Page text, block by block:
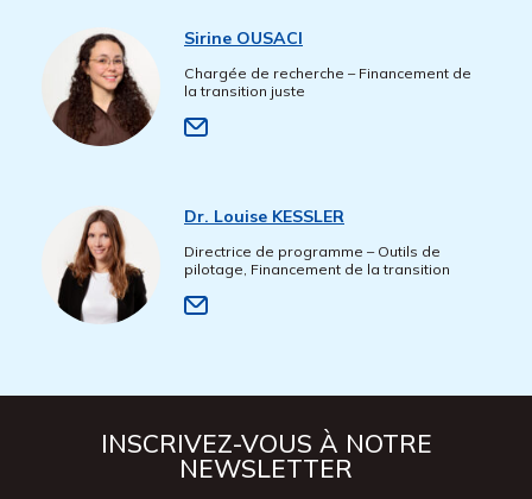
Sirine OUSACI
Chargée de recherche – Financement de
la transition juste
Dr. Louise KESSLER
Directrice de programme – Outils de
pilotage, Financement de la transition
INSCRIVEZ-VOUS À NOTRE
NEWSLETTER